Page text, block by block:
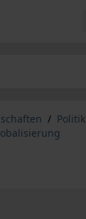
/ Politik